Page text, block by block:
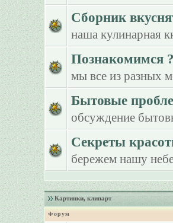
Сборник
наша кулинарная
Познакомимся ?
мы все из разных
Бытовые
обсуждение
Секреты
бережем нашу
Картинки, клипарт
Форум